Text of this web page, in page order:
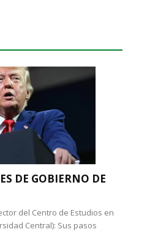
DE GOBIERNO DE
del Centro de Estudios en
Central): Sus pasos